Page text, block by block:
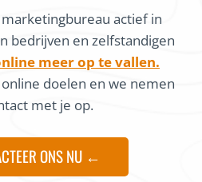
actief in
bedrijven en zelfstandigen
meer op te vallen.
doelen en we nemen
met je op.
ONS NU ←